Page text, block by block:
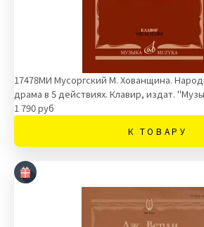
17478МИ Мусоргский М. Хованщина.
драма в 5 действиях. Клавир, издат.
1 790 руб
К ТОВАРУ